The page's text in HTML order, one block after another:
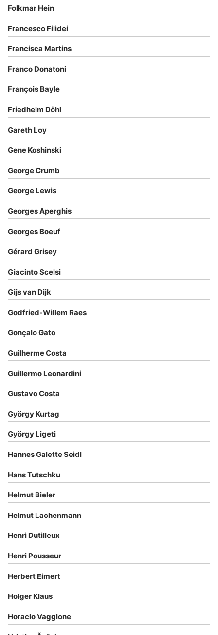
Folkmar Hein
Francesco Filidei
Francisca Martins
Franco Donatoni
François Bayle
Friedhelm Döhl
Gareth Loy
Gene Koshinski
George Crumb
George Lewis
Georges Aperghis
Georges Boeuf
Gérard Grisey
Giacinto Scelsi
Gijs van Dijk
Godfried-Willem Raes
Gonçalo Gato
Guilherme Costa
Guillermo Leonardini
Gustavo Costa
György Kurtag
György Ligeti
Hannes Galette Seidl
Hans Tutschku
Helmut Bieler
Helmut Lachenmann
Henri Dutilleux
Henri Pousseur
Herbert Eimert
Holger Klaus
Horacio Vaggione